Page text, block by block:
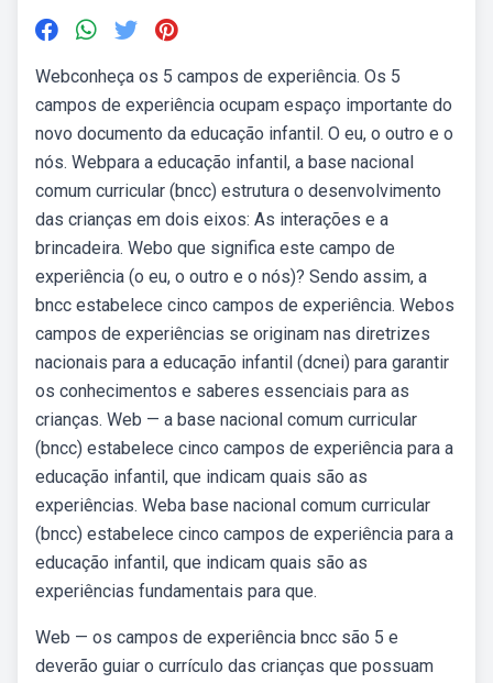
Webconheça os 5 campos de experiência. Os 5
campos de experiência ocupam espaço importante do
novo documento da educação infantil. O eu, o outro e o
nós. Webpara a educação infantil, a base nacional
comum curricular (bncc) estrutura o desenvolvimento
das crianças em dois eixos: As interações e a
brincadeira. Webo que significa este campo de
experiência (o eu, o outro e o nós)? Sendo assim, a
bncc estabelece cinco campos de experiência. Webos
campos de experiências se originam nas diretrizes
nacionais para a educação infantil (dcnei) para garantir
os conhecimentos e saberes essenciais para as
crianças. Web — a base nacional comum curricular
(bncc) estabelece cinco campos de experiência para a
educação infantil, que indicam quais são as
experiências. Weba base nacional comum curricular
(bncc) estabelece cinco campos de experiência para a
educação infantil, que indicam quais são as
experiências fundamentais para que.
Web — os campos de experiência bncc são 5 e
deverão guiar o currículo das crianças que possuam